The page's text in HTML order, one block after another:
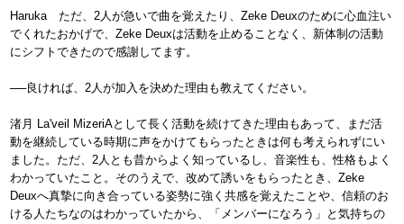
Haruka ただ、2人が急いで曲を覚えたり、Zeke Deuxのために心血注い
でくれたおかげで、Zeke Deuxは活動を止めることなく、新体制の活動
にシフトできたので感謝してます。
──良ければ、2人が加入を決めた理由も教えてください。
渚月 La'veil MizeriAとして長く活動を続けてきた理由もあって、まだ活
動を継続している時期に声をかけてもらったときは何も考えられずにい
ました。ただ、2人とも昔からよく知っているし、音楽性も、性格もよく
わかっていたこと。そのうえで、改めて誘いをもらったとき、Zeke
Deuxへ真摯に向き合っている姿勢に強く共感を覚えたことや、信頼のお
ける人たちなのはわかっていたから、「メンバーになろう」と気持ちの